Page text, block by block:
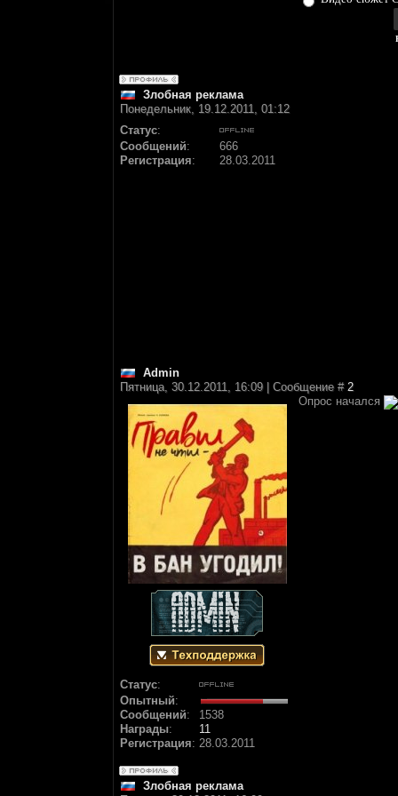
Злобная реклама
Понедельник, 19.12.2011, 01:12
Статус:
Сообщений:
666
Регистрация: 28.03.2011
Аdmin
Пятница, 30.12.2011, 16:09 | Сообщение # 2
Статус:
Опытный:
Сообщений:
1538
Награды:
11
Регистрация: 28.03.2011
Опрос начался
Злобная реклама